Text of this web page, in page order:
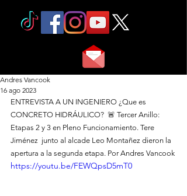
Andres Vancook
16 ago 2023
ENTREVISTA A UN INGENIERO ¿Que es
CONCRETO HIDRÁULICO?  🚨 Tercer Anillo:
Etapas 2 y 3 en Pleno Funcionamiento. Tere
Jiménez  junto al alcade Leo Montañez dieron la
apertura a la segunda etapa. Por Andres Vancook
https://youtu.be/FEWQpsD5mT0